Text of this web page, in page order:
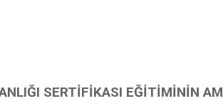
SERTIFIKASI EĞITIMININ